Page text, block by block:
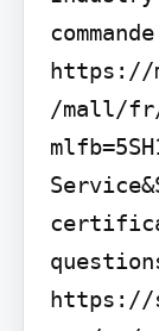
https://
/mall/
https://